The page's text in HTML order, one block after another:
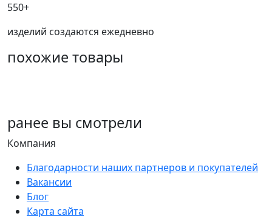
550+
изделий создаются ежедневно
похожие товары
ранее вы смотрели
Компания
Благодарности наших партнеров и покупателей
Вакансии
Блог
Карта сайта